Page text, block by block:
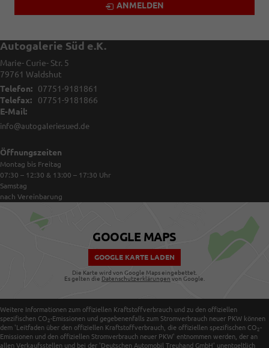
ANMELDEN
Autogalerie Süd e.K.
Marie- Curie- Str. 5
79761 Waldshut
Telefon:
07751-9181861
Telefax:
07751-9181866
E-Mail:
info@autogaleriesued.de
Öffnungszeiten
Montag bis Freitag
07:30 – 12:30 & 13:00 – 17:30 Uhr
Samstag
nach Vereinbarung
GOOGLE MAPS
GOOGLE KARTE LADEN
Die Karte wird von Google Maps eingebettet.
Es gelten die Datenschutzerklärungen von Google.
Weitere Informationen zum offiziellen Kraftstoffverbrauch und zu den offiziellen
spezifischen CO 2-Emissionen und gegebenenfalls zum Stromverbrauch neuer PKW können
dem 'Leitfaden über den offiziellen Kraftstoffverbrauch, die offiziellen spezifischen CO 2-
Emissionen und den offiziellen Stromverbrauch neuer PKW' entnommen werden, der an
allen Verkaufsstellen und bei der 'Deutschen Automobil Treuhand GmbH' unentgeltlich